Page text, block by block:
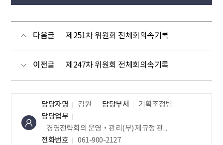
다음글 제251차 위원회 전체회의속기록
이전글 제247차 위원회 전체회의속기록
담당자명 김원 담당부서
기획조정팀
담당업무
경영전략회의 운영‧관리(부) 제규정 관...
전화번호
061-900-2127